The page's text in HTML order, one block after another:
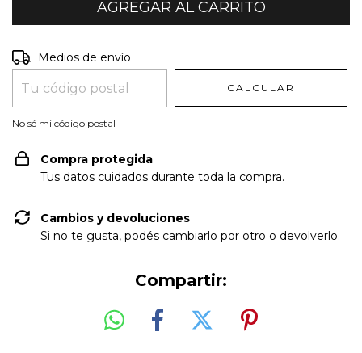
Entregas para el CP:
Medios de envío
CALCULAR
No sé mi código postal
Compra protegida
Tus datos cuidados durante toda la compra.
Cambios y devoluciones
Si no te gusta, podés cambiarlo por otro o devolverlo.
Compartir: